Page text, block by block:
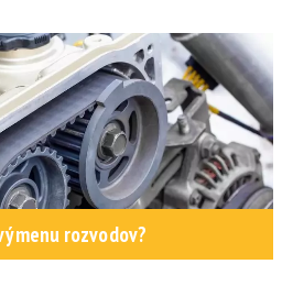
rozvodov?